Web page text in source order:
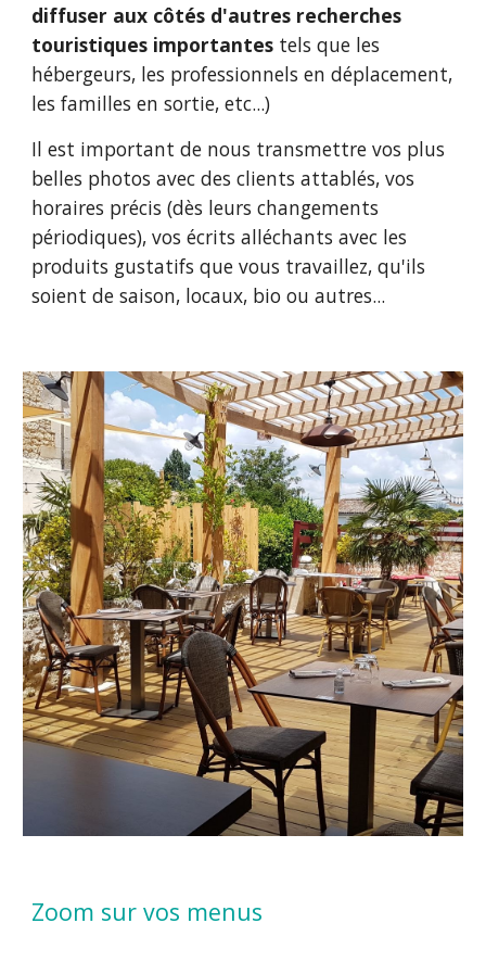
diffuser aux côtés d'autres recherches
touristiques importantes tels que les
hébergeurs, les professionnels en déplacement,
les familles en sortie, etc...)
Il est important de nous transmettre vos plus
belles photos avec des clients attablés, vos
horaires précis (dès leurs changements
périodiques), vos écrits alléchants avec les
produits gustatifs que vous travaillez, qu'ils
soient de saison, locaux, bio ou autres...
Zoom sur vos menus